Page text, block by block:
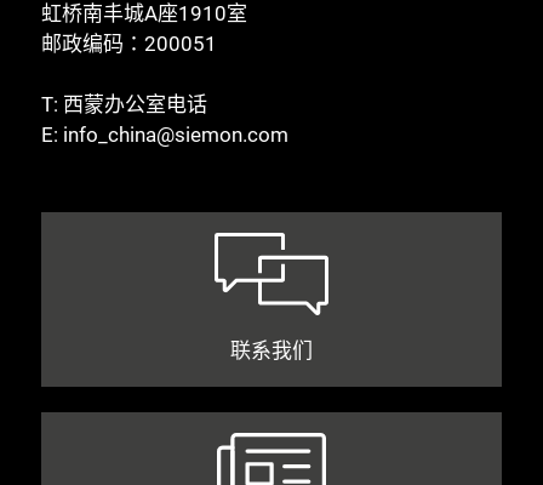
虹桥南丰城A座1910室
邮政编码：200051
T: 西蒙办公室电话
E: info_china@siemon.com
联系我们